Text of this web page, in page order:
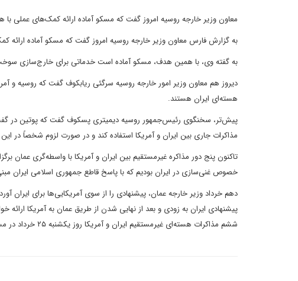
معاون وزیر خارجه روسیه امروز گفت که مسکو آماده ارائه کمک‌های عملی
به گزارش فارس معاون وزیر خارجه روسیه امروز گفت که مسکو آماده
به گفته وی، با همین هدف، مسکو آماده است خدماتی برای خارج‌سازی سوخت
دیروز هم معاون وزیر امور خارجه روسیه سرگئی ریابکوف گفت که روسیه و
هسته‌ای ایران هستند.
پیش‌تر، سخنگوی رئیس‌جمهور روسیه دیمیتری پسکوف گفت که پوتین در
مذاکرات جاری بین ایران و آمریکا استفاده کند و در صورت لزوم شخصاً در
تاکنون پنج دور مذاکره غیرمستقیم بین ایران و آمریکا با واسطه‌گری عمان
خصوص غنی‌سازی در ایران بودیم که با پاسخ قاطع جمهوری اسلامی ایران
دهم خرداد وزیر خارجه عمان، پیشنهادی را از سوی آمریکایی‌ها برای ایران
پیشنهادی ایران به زودی و بعد از نهایی شدن از طریق عمان به آمریکا
ششم مذاکرات هسته‌ای غیرمستقیم ایران و آمریکا روز یکشنبه ۲۵ خرداد در مسقط عمان برگزار شود.